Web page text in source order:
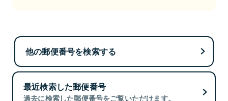
他の郵便番号を検索する
最近検索した郵便番号
過去に検索した郵便番号をご覧いただけます。